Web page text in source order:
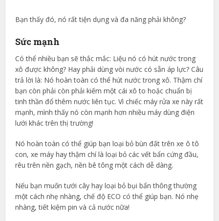
Bạn thấy đó, nó rất tiện dụng và đa năng phải không?
Sức mạnh
Có thể nhiều bạn sẽ thắc mắc: Liệu nó có hút nước trong
xô được không? Hay phải dùng vòi nước có sẵn áp lực? Câu
trả lời là: Nó hoàn toàn có thể hút nước trong xô. Thậm chí
bạn còn phải còn phải kiếm một cái xô to hoặc chuẩn bị
tinh thần đổ thêm nước liên tục. Vì chiếc máy rửa xe này rất
mạnh, mình thấy nó còn mạnh hơn nhiều máy dùng điện
lưới khác trên thị trường!
Nó hoàn toàn có thể giúp bạn loại bỏ bùn đất trên xe ô tô
con, xe máy hay thậm chí là loại bỏ các vết bẩn cứng đầu,
rêu trên nền gạch, nền bê tông một cách dễ dàng.
Nếu bạn muốn tưới cây hay loại bỏ bụi bẩn thông thường
một cách nhẹ nhàng, chế độ ECO có thể giúp bạn. Nó nhẹ
nhàng, tiết kiệm pin và cả nước nữa!